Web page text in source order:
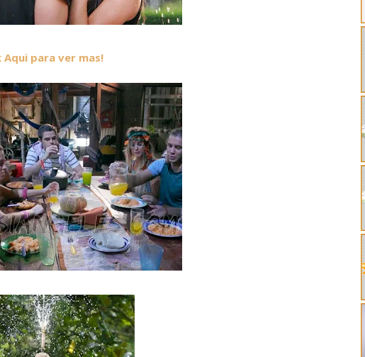
Aqui para ver mas!